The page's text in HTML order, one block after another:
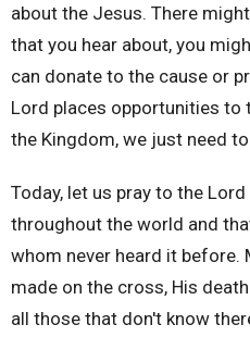
about the Jesus. There
that you hear about, you
can donate to the cause or
Lord places opportunities to
the Kingdom, we just need
Today, let us pray to the
throughout the world and
whom never heard it before.
made on the cross, His
all those that don't know